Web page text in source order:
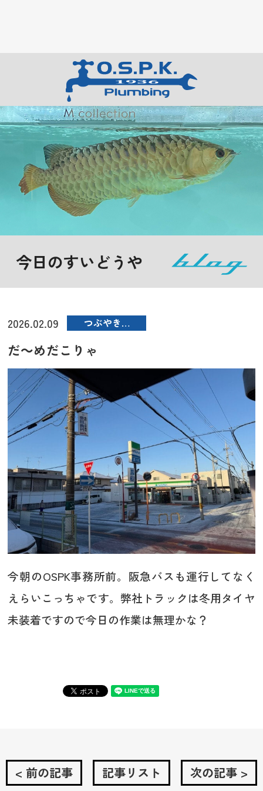
今日のすいどうや
2026.02.09 つぶやき…
だ～めだこりゃ
今朝のOSPK事務所前。阪急バスも運行してなく
えらいこっちゃです。弊社トラックは冬用タイヤ
未装着ですので今日の作業は無理かな？
< 前の記事 記事リスト 次の記事 >